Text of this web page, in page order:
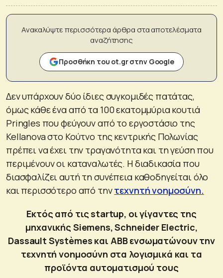
Ανακαλύψτε περισσότερα άρθρα στα αποτελέσματα
αναζήτησης
Προσθήκη του ot.gr στην Google
Δεν υπάρχουν δύο ίδιες συγκομιδές πατάτας,
όμως κάθε ένα από τα 100 εκατομμύρια κουτιά
Pringles που φεύγουν από το εργοστάσιο της
Kellanova στο Κούτνο της κεντρικής Πολωνίας
πρέπει να έχει την τραγανότητα και τη γεύση που
περιμένουν οι καταναλωτές. Η διαδικασία που
διασφαλίζει αυτή τη συνέπεια καθοδηγείται όλο
και περισσότερο από τηντεχνητή νοημοσύνη.
Εκτός από τις startup, οι γίγαντες της
μηχανικής Siemens, Schneider Electric,
Dassault Systèmes και ABB ενσωματώνουν την
τεχνητή νοημοσύνη στα λογισμικά και τα
προϊόντα αυτοματισμού τους